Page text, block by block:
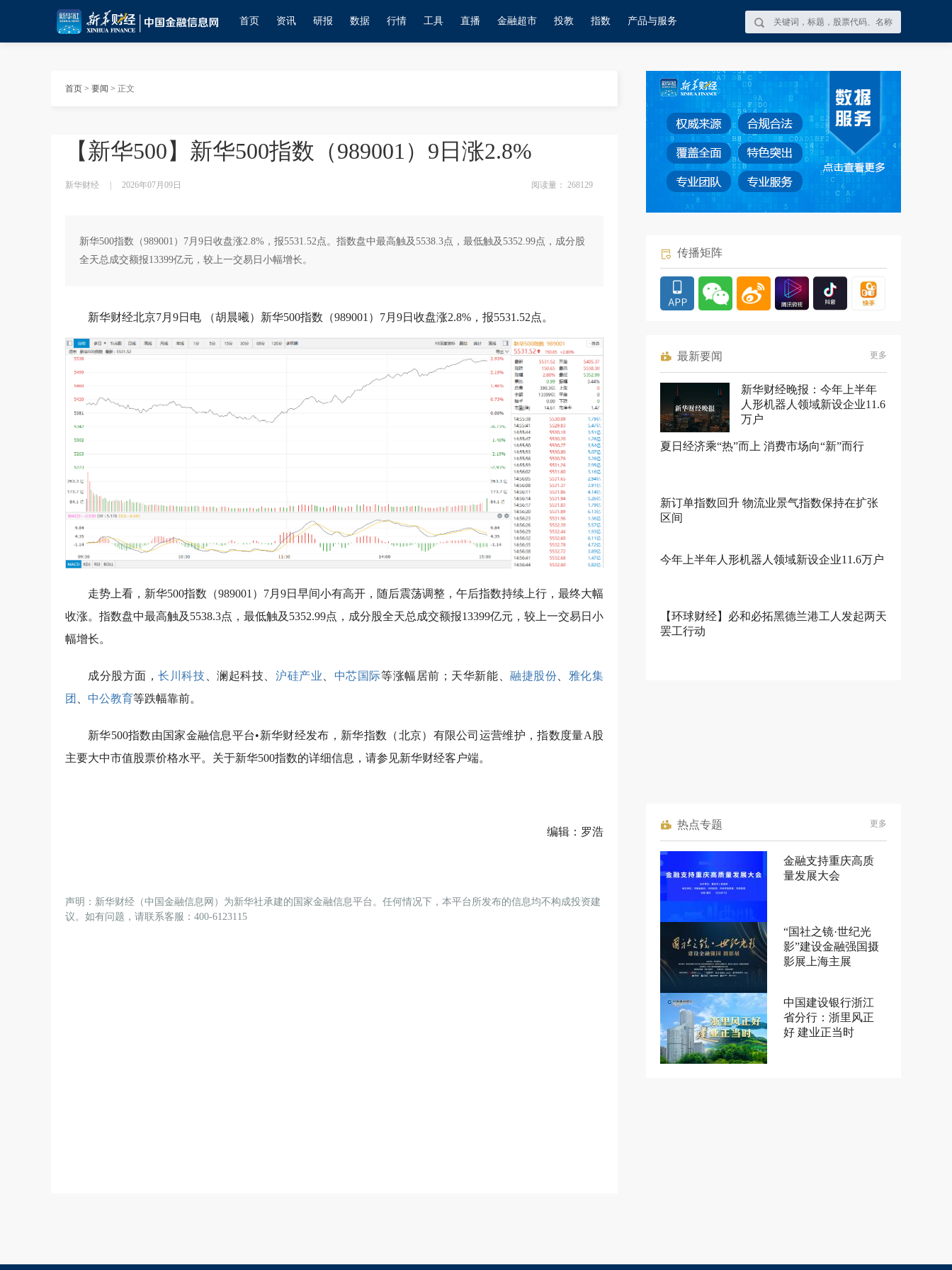
首页 资讯 研报 数据 行情 工具 直播 金融超市 投教 指数 产品与服务
首页 > 要闻 > 正文
【新华500】新华500指数（989001）9日涨2.8%
新华财经 2026年07月09日 阅读量： 268129
新华500指数（989001）7月9日收盘涨2.8%，报5531.52点。指数盘中最高触及5538.3点，最低触及5352.99点，成分股
全天总成交额报13399亿元，较上一交易日小幅增长。
新华财经北京7月9日电 （胡晨曦）新华500指数（989001）7月9日收盘涨2.8%，报5531.52点。
走势上看，新华500指数（989001）7月9日早间小有高开，随后震荡调整，午后指数持续上行，最终大幅
收涨。指数盘中最高触及5538.3点，最低触及5352.99点，成分股全天总成交额报13399亿元，较上一交易日小
幅增长。
成分股方面，长川科技 、澜起科技、 沪硅产业 中芯国际等涨幅居前；天华新能、融捷股份
雅化集
团
中公教育等跌幅靠前。
新华500指数由国家金融信息平台•新华财经发布，新华指数（北京）有限公司运营维护，指数度量A股
主要大中市值股票价格水平。关于新华500指数的详细信息，请参见新华财经客户端。
编辑：罗浩
声明：新华财经（中国金融信息网）为新华社承建的国家金融信息平台。任何情况下，本平台所发布的信息均不构成投资建
议。如有问题，请联系客服：400-6123115
传播矩阵
最新要闻 更多
新华财经晚报：今年上半年
人形机器人领域新设企业11.6
万户
夏日经济乘“热”而上 消费市场向“新”而行
新订单指数回升 物流业景气指数保持在扩张
区间
今年上半年人形机器人领域新设企业11.6万户
【环球财经】必和必拓黑德兰港工人发起两天
罢工行动
热点专题 更多
金融支持重庆高质
量发展大会
“国社之镜·世纪光
影”建设金融强国摄
影展上海主展
中国建设银行浙江
省分行：浙里风正
好 建业正当时